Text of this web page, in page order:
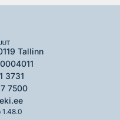
Tallinn
3731
7500